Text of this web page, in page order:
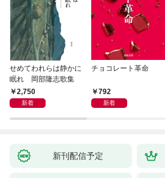
せめてわれらは静かに
眠れ 岡部隆志歌集
2,750
新着
チョコレート革命
792
新着
新刊配信予定